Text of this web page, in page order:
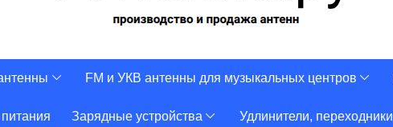
FM и УКВ антенны для музыкальных центров
Зарядные устройства Удлинители, переходники